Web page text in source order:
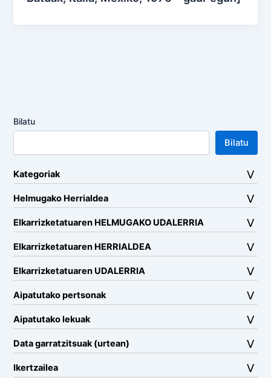
Bilatu
Bilatu
Kategoriak
Helmugako Herrialdea
Elkarrizketatuaren HELMUGAKO UDALERRIA
Elkarrizketatuaren HERRIALDEA
Elkarrizketatuaren UDALERRIA
Aipatutako pertsonak
Aipatutako lekuak
Data garratzitsuak (urtean)
Ikertzailea